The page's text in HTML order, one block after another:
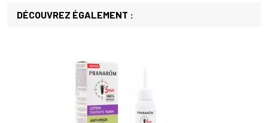
DÉCOUVREZ ÉGALEMENT :